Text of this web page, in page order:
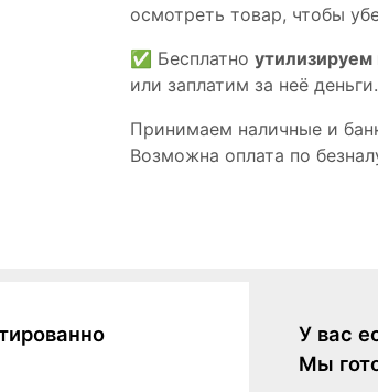
осмотреть товар, чтобы
✅ Бесплатно утилизируем
или заплатим за неё деньги.
Принимаем наличные и
Возможна оплата по
У вас
Мы